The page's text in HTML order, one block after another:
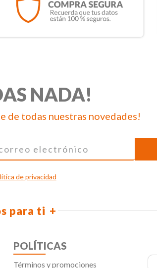
NADA!
de todas nuestras novedades!
de privacidad
para ti
POLÍTICAS
Términos y promociones